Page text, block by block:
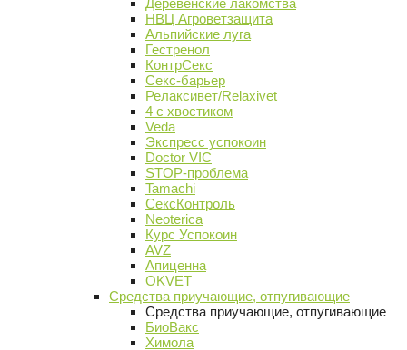
Деревенские лакомства
НВЦ Агроветзащита
Альпийские луга
Гестренол
КонтрСекс
Секс-барьер
Релаксивет/Relaxivet
4 с хвостиком
Veda
Экспресс успокоин
Doctor VIC
STOP-проблема
Tamachi
СексКонтроль
Neoterica
Курс Успокоин
AVZ
Апиценна
OKVET
Средства приучающие, отпугивающие
Средства приучающие, отпугивающие
БиоВакс
Химола